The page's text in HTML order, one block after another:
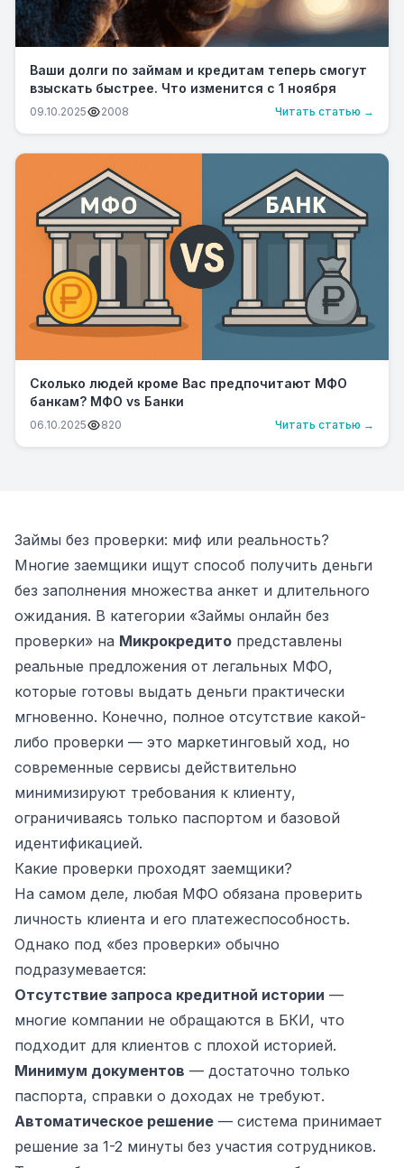
Ваши долги по займам и кредитам теперь смогут
взыскать быстрее. Что изменится с 1 ноября
09.10.2025 2008 Читать статью →
Сколько людей кроме Вас предпочитают МФО
банкам? МФО vs Банки
06.10.2025 820 Читать статью →
Займы без проверки: миф или реальность?
Многие заемщики ищут способ получить деньги
без заполнения множества анкет и длительного
ожидания. В категории «Займы онлайн без
проверки» на Микрокредито представлены
реальные предложения от легальных МФО,
которые готовы выдать деньги практически
мгновенно. Конечно, полное отсутствие какой-
либо проверки — это маркетинговый ход, но
современные сервисы действительно
минимизируют требования к клиенту,
ограничиваясь только паспортом и базовой
идентификацией.
Какие проверки проходят заемщики?
На самом деле, любая МФО обязана проверить
личность клиента и его платежеспособность.
Однако под «без проверки» обычно
подразумевается:
Отсутствие запроса кредитной истории —
многие компании не обращаются в БКИ, что
подходит для клиентов с плохой историей.
Минимум документов — достаточно только
паспорта, справки о доходах не требуют.
Автоматическое решение — система принимает
решение за 1-2 минуты без участия сотрудников.